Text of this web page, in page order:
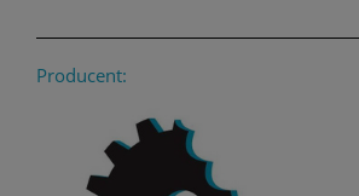
Producent: